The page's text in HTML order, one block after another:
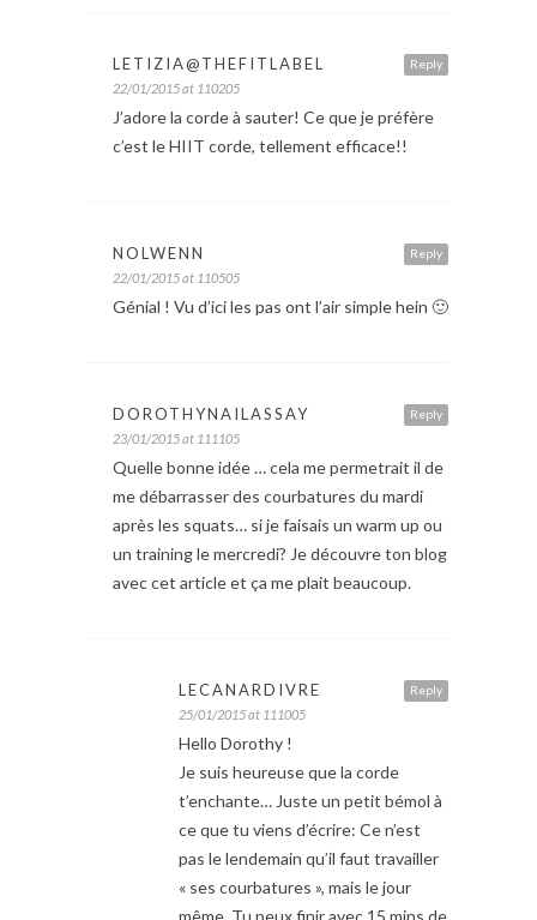
Reply
LETIZIA@THEFITLABEL
22/01/2015 at 110205
J’adore la corde à sauter! Ce que je préfère
c’est le HIIT corde, tellement efficace!!
Reply
NOLWENN
22/01/2015 at 110505
Génial ! Vu d’ici les pas ont l’air simple hein 🙂
Reply
DOROTHYNAILASSAY
23/01/2015 at 111105
Quelle bonne idée … cela me permetrait il de
me débarrasser des courbatures du mardi
après les squats… si je faisais un warm up ou
un training le mercredi? Je découvre ton blog
avec cet article et ça me plait beaucoup.
Reply
LECANARDIVRE
25/01/2015 at 111005
Hello Dorothy !
Je suis heureuse que la corde
t’enchante… Juste un petit bémol à
ce que tu viens d’écrire: Ce n’est
pas le lendemain qu’il faut travailler
« ses courbatures », mais le jour